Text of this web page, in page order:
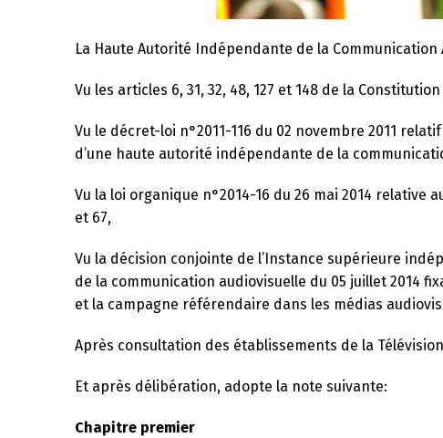
La Haute Autorité Indépendante de la Communication
Vu les articles 6, 31, 32, 48, 127 et 148 de la
Vu le décret-loi n°2011-116 du 02 novembre 2011
d’une haute autorité indépendante de la
Vu la loi organique n°2014-16 du 26 mai 2014
et 67,
Vu la décision conjointe de l’Instance supérieure
de la communication audiovisuelle du 05 juillet 2014
et la campagne référendaire dans les médias
Après consultation des établissements de la
Et après délibération, adopte la note suivante:
Chapitre premier